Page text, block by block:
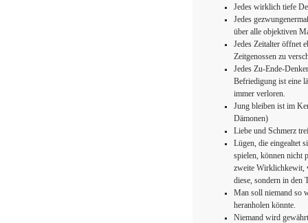
Jedes wirklich tiefe
Jedes
über alle objektiven
Jedes Zeitalter öffnet
Zeitgenossen zu
Jedes Zu-Ende-
Befriedigung ist eine
immer verloren.
Jung bleiben ist im
Dämonen)
Liebe und Schmerz
Lügen, die eingealtet
spielen, können nicht
zweite Wirklichkewit,
diese, sondern in den
Man soll niemand so
heranholen könnte.
Niemand wird